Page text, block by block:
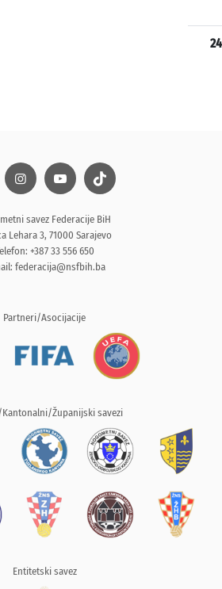
24
savez Federacije BiH
Lehara 3, 71000 Sarajevo
+387 33 556 650
federacija@nsfbih.ba
Partneri/Asocijacije
Županijski savezi
Entitetski savez